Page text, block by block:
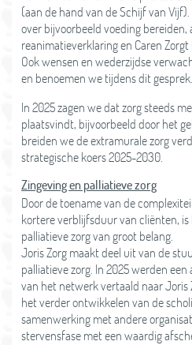
(aan de hand van de Schijf van
over bijvoorbeeld voeding bereiden,
reanimatieverklaring en Caren
Ook wensen en wederzijdse
en benoemen we tijdens dit gesprek.
In 2025 zagen we dat zorg steeds
plaatsvindt, bijvoorbeeld door het
breiden we de extramurale zorg
strategische koers 2025-2030.
Zingeving en palliatieve zorg
Door de toename van de
kortere verblijfsduur van cliënten,
palliatieve zorg van groot belang.
Joris Zorg maakt deel uit van de
palliatieve zorg. In 2025 werden
van het netwerk vertaald naar Joris
het verder ontwikkelen van de
samenwerking met andere
stervensfase met een waardig